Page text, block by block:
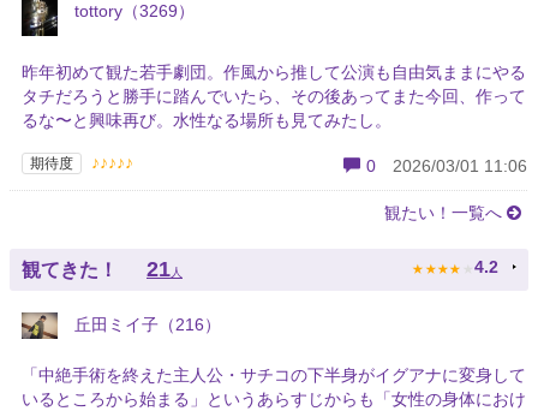
tottory（3269）
昨年初めて観た若手劇団。作風から推して公演も自由気ままにやる
タチだろうと勝手に踏んでいたら、その後あってまた今回、作って
るな〜と興味再び。水性なる場所も見てみたし。
期待度 ♪♪♪♪♪ 0 2026/03/01 11:06
観たい！一覧へ
観てきた！ 21 人 ★ ★ ★ ★ ★ 4.2
丘田ミイ子（216）
「中絶手術を終えた主人公・サチコの下半身がイグアナに変身して
いるところから始まる」というあらすじからも「女性の身体におけ